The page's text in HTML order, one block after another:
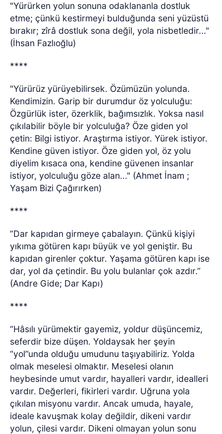
"Yürürken yolun sonuna odaklananla dostluk
etme; çünkü kestirmeyi bulduğunda seni yüzüstü
bırakır; zîrâ dostluk sona değil, yola nisbetledir..."
(İhsan Fazlıoğlu)
****
"Yürürüz yürüyebilirsek. Özümüzün yolunda.
Kendimizin. Garip bir durumdur öz yolculuğu:
Özgürlük ister, özerklik, bağımsızlık. Yoksa nasıl
çıkılabilir böyle bir yolculuğa? Öze giden yol
çetin: Bilgi istiyor. Araştırma istiyor. Yürek istiyor.
Kendine güven istiyor. Öze giden yol, öz yolu
diyelim kısaca ona, kendine güvenen insanlar
istiyor, yolculuğu göze alan..." (Ahmet İnam ;
Yaşam Bizi Çağırırken)
****
”Dar kapıdan girmeye çabalayın. Çünkü kişiyi
yıkıma götüren kapı büyük ve yol geniştir. Bu
kapıdan girenler çoktur. Yaşama götüren kapı ise
dar, yol da çetindir. Bu yolu bulanlar çok azdır.”
(Andre Gide; Dar Kapı)
****
“Hâsılı yürümektir gayemiz, yoldur düşüncemiz,
seferdir bize düşen. Yoldaysak her şeyin
“yol”unda olduğu umudunu taşıyabiliriz. Yolda
olmak meselesi olmaktır. Meselesi olanın
heybesinde umut vardır, hayalleri vardır, idealleri
vardır. Değerleri, fikirleri vardır. Uğruna yola
çıkılan misyonu vardır. Ancak umuda, hayale,
ideale kavuşmak kolay değildir, dikeni vardır
yolun, çilesi vardır. Dikeni olmayan yolun sonu